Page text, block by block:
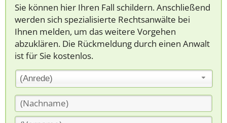
Sie können hier Ihren Fall schildern. Anschließend
werden sich spezialisierte Rechtsanwälte bei
Ihnen melden, um das weitere Vorgehen
abzuklären. Die Rückmeldung durch einen Anwalt
ist für Sie kostenlos.
(Anrede)